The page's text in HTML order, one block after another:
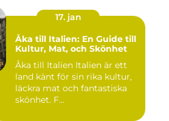
17. jan
Åka till Italien: En Guide till
Kultur, Mat, och Skönhet
Åka till Italien Italien är ett
land känt för sin rika kultur,
läckra mat och fantastiska
skönhet. F...